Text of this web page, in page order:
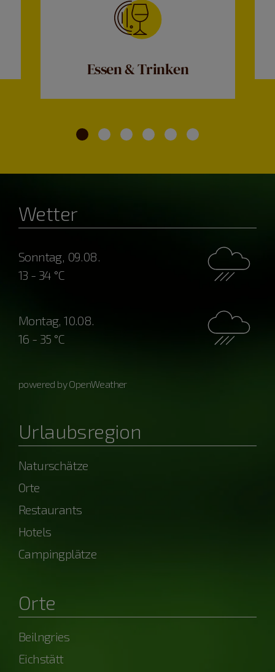
Essen & Trinken
Wetter
Sonntag, 09.08.
13 - 34 °C
Montag, 10.08.
16 - 35 °C
powered by OpenWeather
Urlaubsregion
Naturschätze
Orte
Restaurants
Hotels
Campingplätze
Orte
Beilngries
Eichstätt